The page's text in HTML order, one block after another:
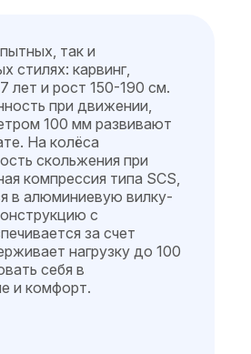
так и
стилях: карвинг,
лет и рост 150-190 см.
при движении,
100 мм развивают
На колёса
скольжения при
компрессия типа SCS,
в алюминиевую вилку-
с
за счет
нагрузку до 100
себя в
и комфорт.